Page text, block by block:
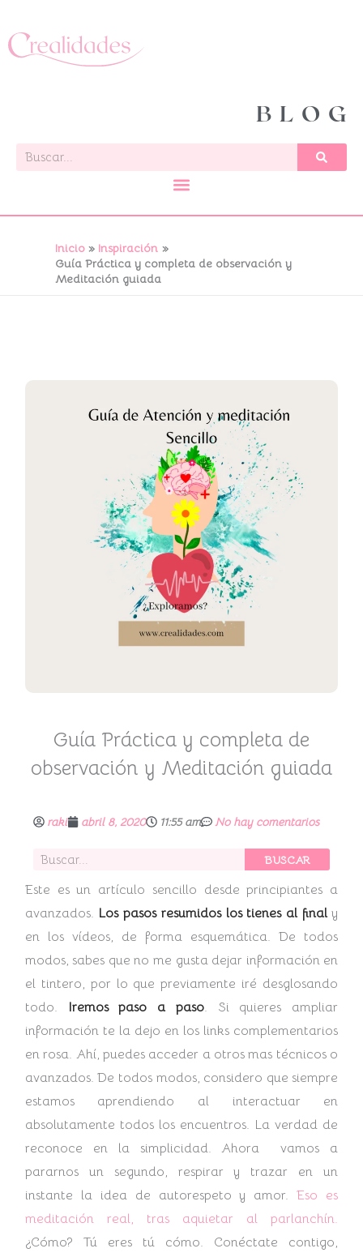
al
contenido
BLOG
Buscar
Inicio
Inspiración
Guía Práctica y completa de observación y
Meditación guiada
Guía Práctica y completa de
observación y Meditación guiada
raki abril 8, 2020 11:55 am No hay comentarios
Buscar BUSCAR
Este es un artículo sencillo desde principiantes a
avanzados. Los pasos resumidos los tienes al finaly
en los vídeos, de forma esquemática. De todos
modos, sabes que no me gusta dejar información en
el tintero, por lo que previamente iré desglosando
todo.
Iremos paso a paso. Si quieres ampliar
información te la dejo en los links complementarios
en rosa. Ahí, puedes acceder a otros mas técnicos o
avanzados. De todos modos, considero que siempre
estamos aprendiendo al interactuar en
absolutamente todos los encuentros. La verdad de
reconoce en la simplicidad. Ahora vamos a
pararnos un segundo, respirar y trazar en un
instante la idea de autorespeto y amor.Eso es
meditación real, tras aquietar al parlanchín.
¿Cómo? Tú eres tú cómo. Conéctate contigo,